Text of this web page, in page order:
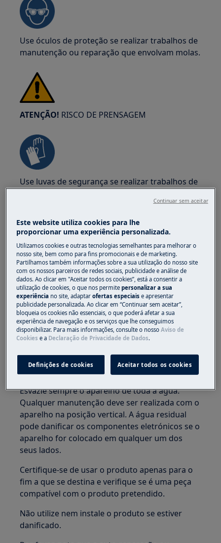
Use óculos de proteção se realizar trabalhos de
manutenção ou reparação que envolvam molas.
ATENÇÃO! RISCO DE PRENSAGEM
Use luvas de segurança se realizar trabalhos de
ATENÇÃO!PERIGO DE ASFIXIA
Peças pequenas não são adequadas para
crianças menores de 3 anos. Mantenha todas as
peças pequenas e embalagens fora do alcance
das crianças.
Apenas adultos devem usar ou instalar o
Antes de qualquer operação de manutenção,
Esvazie sempre o aparelho de toda a água.
Qualquer manutenção deve ser realizada com o
aparelho na posição vertical. A água residual
pode danificar os componentes eletrónicos se o
aparelho for colocado em qualquer um dos
seus lados.
Certifique-se de usar o produto apenas para o
fim a que se destina e verifique se é uma peça
compatível com o produto pretendido.
Não utilize nem instale o produto se estiver
danificado.
Este website utiliza cookies para lhe
proporcionar uma experiência personalizada.
Utilizamos cookies e outras tecnologias semelhantes para melhorar o
nosso site, bem como para fins promocionais e de marketing.
Partilhamos também informações sobre a sua utilização do nosso site
com os nossos parceiros de redes sociais, publicidade e análise de
dados. Ao clicar em "Aceitar todos os cookies”, está a consentir a
utilização de cookies, o que nos permitepersonalizar a sua
experiência no site, adaptarofertas especiaise apresentar
publicidade personalizada. Ao clicar em “Continuar sem aceitar”,
bloqueia os cookies não essenciais, o que poderá afetar a sua
experiência de navegação e os serviços que lhe conseguimos
disponibilizar. Para mais informações, consulte o nossoAviso de
Cookies e a Declaração de Privacidade de Dados.
Definições de cookies Aceitar todos os cookies
Continuar sem aceitar